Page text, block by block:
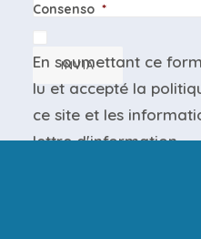
Consenso *
En soumettant ce
lu et accepté la
ce site et les
lettre d'information.
INVIA